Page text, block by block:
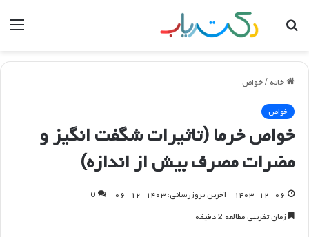
جستجو
خانه /خواص
خواص
خواص خرما (تاثیرات شگفت انگیز و
مضرات مصرف بیش از اندازه)
۱۴۰۳-۱۲-۰۶ آخرین بروزرسانی: ۱۴۰۳-۱۲-۰۶
0
زمان تقریبی مطالعه 2 دقیقه